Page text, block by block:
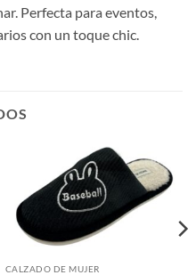
Perfecta para eventos,
con un toque chic.
CALZADO DE MUJER